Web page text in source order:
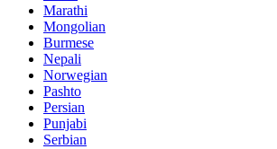
Marathi
Mongolian
Burmese
Nepali
Norwegian
Pashto
Persian
Punjabi
Serbian